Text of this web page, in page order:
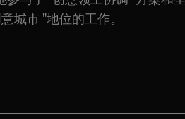
城市 "地位的工作。